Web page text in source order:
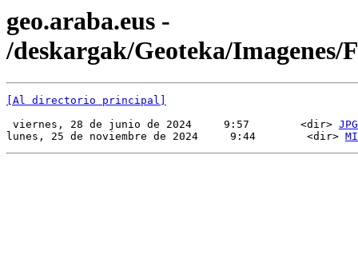
geo.araba.eus -
/deskargak/Geoteka/Imagenes/
[Al directorio principal]
viernes, 28 de junio de 2024     9:57        <dir> JPG
lunes, 25 de noviembre de 2024     9:44        <dir>